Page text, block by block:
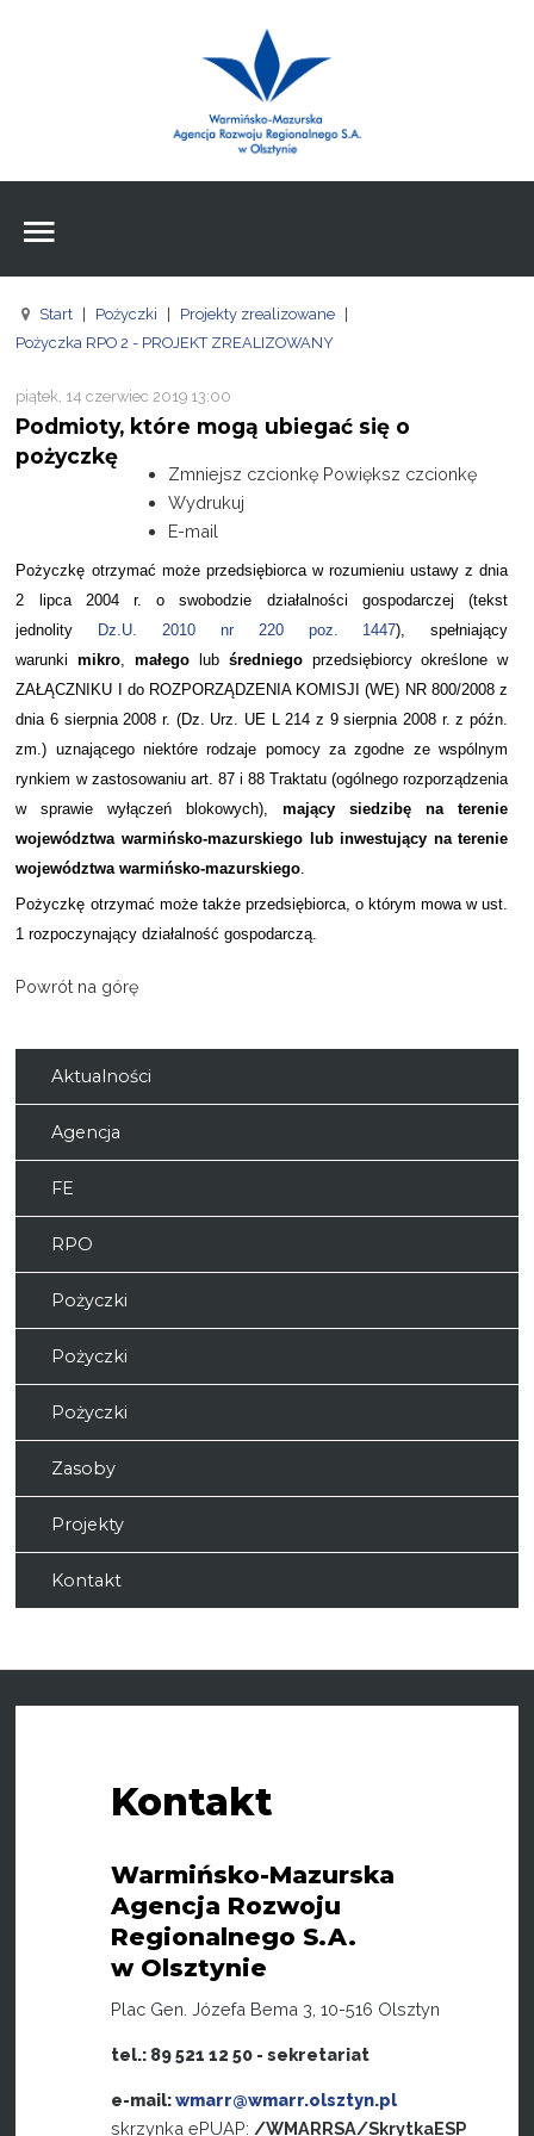
Agencja
FE
Pożyczki
Projekty
Kontakt
Znajdźna stronie
Wpisz czego szukasz
Start Pożyczki Projekty zrealizowane
Pożyczka RPO 2 - PROJEKT ZREALIZOWANY
piątek, 14 czerwiec 2019 13:00
Podmioty, które mogą ubiegać się o
pożyczkę
Zmniejsz czcionkę Powiększ czcionkę
Wydrukuj
E-mail
Pożyczkę otrzymać może przedsiębiorca w rozumieniu ustawy z dnia
2 lipca 2004 r. o swobodzie działalności gospodarczej (tekst
jednolity
Dz.U. 2010 nr 220 poz. 1447), spełniający
warunki
mikro, małego lub średniego przedsiębiorcy określone w
ZAŁĄCZNIKU I do ROZPORZĄDZENIA KOMISJI (WE) NR 800/2008 z
dnia 6 sierpnia 2008 r. (Dz. Urz. UE L 214 z 9 sierpnia 2008 r. z późn.
zm.) uznającego niektóre rodzaje pomocy za zgodne ze wspólnym
rynkiem w zastosowaniu art. 87 i 88 Traktatu (ogólnego rozporządzenia
w sprawie wyłączeń blokowych),
mający siedzibę na terenie
województwa warmińsko-mazurskiego lub inwestujący na terenie
województwa warmińsko-mazurskiego.
Pożyczkę otrzymać może także przedsiębiorca, o którym mowa w ust.
1 rozpoczynający działalność gospodarczą.
Powrót na górę
Aktualności
Agencja
FE
RPO
Pożyczki
Pożyczki
Pożyczki
Zasoby
Projekty
Kontakt
Kontakt
Warmińsko-Mazurska
Agencja Rozwoju
Regionalnego S.A.
w Olsztynie
Plac Gen. Józefa Bema 3, 10-516 Olsztyn
tel.: 89 521 12 50 - sekretariat
e-mail:wmarr@wmarr.olsztyn.pl
skrzynka ePUAP: /WMARRSA/SkrytkaESP